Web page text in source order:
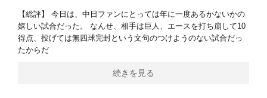
【総評】 今日は、中日ファンにとっては年に一度あるかないかの
嬉しい試合だった。 なんせ、相手は巨人、エースを打ち崩して10
得点、投げては無四球完封という文句のつけようのない試合だっ
たからだ
続きを見る